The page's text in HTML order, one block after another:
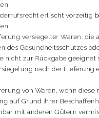
erlischt vorzeitig
versiegelter Waren, die
des Gesundheitsschutzes
nicht zur Rückgabe geeignet
nach der Lieferung
von Waren, wenn diese
auf Grund ihrer
mit anderen Gütern